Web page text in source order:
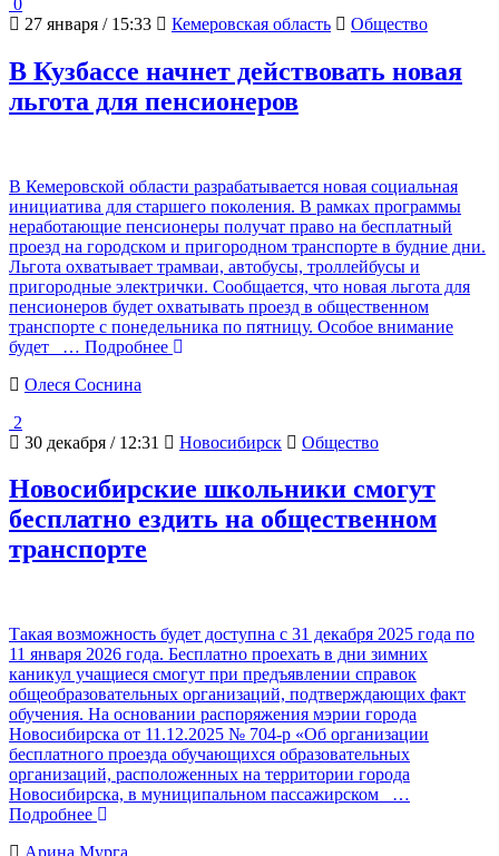
27 января / 15:33
Кемеровская область Общество
В Кузбассе начнет действовать новая
льгота для пенсионеров
В Кемеровской области разрабатывается новая социальная
инициатива для старшего поколения. В рамках программы
неработающие пенсионеры получат право на бесплатный
проезд на городском и пригородном транспорте в будние дни.
Льгота охватывает трамваи, автобусы, троллейбусы и
пригородные электрички. Сообщается, что новая льгота для
пенсионеров будет охватывать проезд в общественном
транспорте с понедельника по пятницу. Особое внимание
будет
… Подробнее
Олеся Соснина
2
30 декабря / 12:31
Новосибирск Общество
Новосибирские школьники смогут
бесплатно ездить на общественном
транспорте
Такая возможность будет доступна с 31 декабря 2025 года по
11 января 2026 года. Бесплатно проехать в дни зимних
каникул учащиеся смогут при предъявлении справок
общеобразовательных организаций, подтверждающих факт
обучения. На основании распоряжения мэрии города
Новосибирска от 11.12.2025 № 704-р «Об организации
бесплатного проезда обучающихся образовательных
организаций, расположенных на территории города
Новосибирска, в муниципальном пассажирском
…
Подробнее